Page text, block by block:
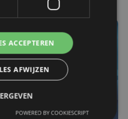
ACCEPTEREN
AFWIJZEN
POWERED BY COOKIESCRIPT